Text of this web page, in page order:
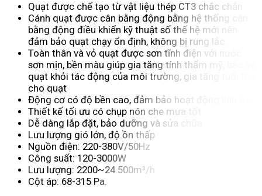
Quạt được chế tạo từ vật liệu thép CT3 chắc chắn
Cánh quạt được cân bằng động bằng hệ thống cân
bằng động điều khiển kỹ thuật số thế hệ mới nên
đảm bảo quạt chạy ổn định, không bị rung lắc.
Toàn thân và vỏ quạt được sơn tĩnh điện với nước
sơn mịn, bền màu giúp gia tăng tính thẩm mỹ, bảo vệ
quạt khỏi tác động của môi trường, gia tăng tuổi thọ
cho quạt
Động cơ có độ bền cao, đảm bảo hoạt động liên tục
Thiết kế tối ưu có chụp nón che mưa tốt
Dễ dàng lắp đặt, bảo dưỡng và sửa chữa
Lưu lượng gió lớn, độ ồn thấp
Nguồn điện: 220-380V/50Hz
Công suất: 120-3000W
Lưu lượng: 2200~24.500m³/h
Cột áp: 68-315 Pa.